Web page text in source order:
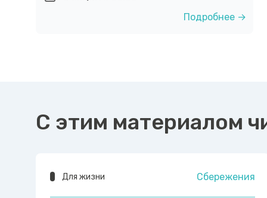
Подробнее →
С этим материалом
Для жизни Сбережения